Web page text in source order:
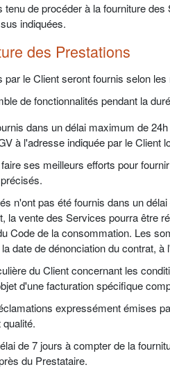
tenu de procéder à la fourniture
indiquées.
des Prestations
le Client seront fournis selon
de fonctionnalités pendant la
dans un délai maximum de
à l'adresse indiquée par le Client
ses meilleurs efforts pour
n'ont pas été fournis dans un
la vente des Services pourra être
Code de la consommation. Les
date de dénonciation du contrat,
du Client concernant les
d'une facturation spécifique
expressément émises
de 7 jours à compter de la
du Prestataire.